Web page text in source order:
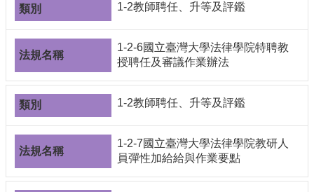
1-2教師聘任、升等及評鑑
1-2-6國立臺灣大學法律學院特聘教
授聘任及審議作業辦法
1-2教師聘任、升等及評鑑
1-2-7國立臺灣大學法律學院教研人
員彈性加給給與作業要點